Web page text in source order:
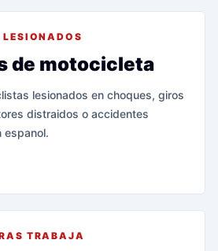
de motocicleta
lesionados en choques, giros
distraidos o accidentes
espanol.
TRABAJA